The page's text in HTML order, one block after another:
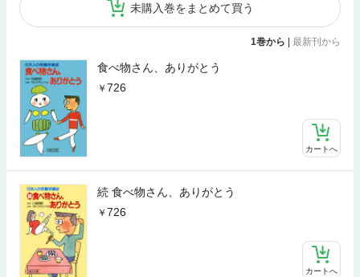
未購入巻をまとめて買う
1巻から | 最新刊から
食べ物さん、ありがとう
726
カートへ
続 食べ物さん、ありがとう
726
カートへ